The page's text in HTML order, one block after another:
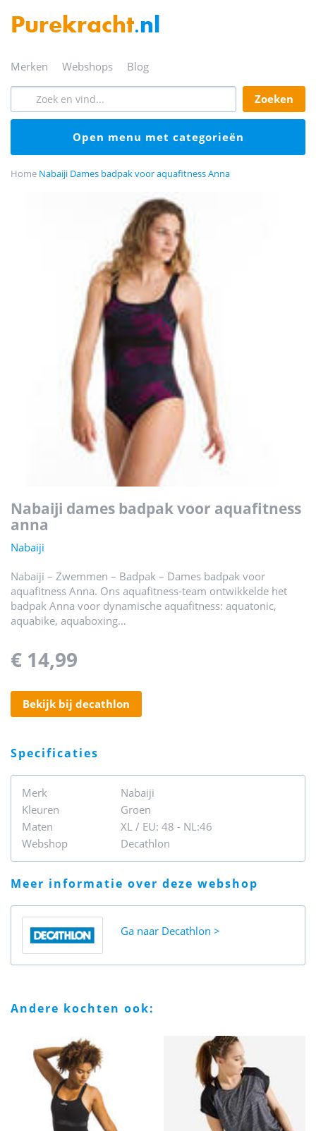
Purekracht.nl
merken webshops blog
zoeken
open menu met categorieën
Home Nabaiji Dames badpak voor aquafitness Anna
nabaiji dames badpak voor aquafitness
anna
Nabaiji
Nabaiji – Zwemmen – Badpak – Dames badpak voor
aquafitness Anna. Ons aquafitness-team ontwikkelde het
badpak Anna voor dynamische aquafitness: aquatonic,
aquabike, aquaboxing…
€ 14,99
bekijk bij decathlon
specificaties
Merk
Nabaiji
Kleuren
Groen
Maten
XL / EU: 48 - NL:46
Webshop
Decathlon
meer informatie over deze webshop
Ga naar Decathlon
andere kochten ook: